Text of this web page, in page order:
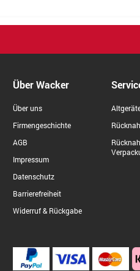
Über Wacker
Über uns
Firmengeschichte
AGB
Impressum
Datenschutz
Barrierefreiheit
Widerruf & Rückgabe